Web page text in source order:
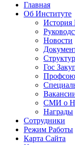
Главная
Об Институте
История
Новости
Гос
СМИ о
Награды
Сотрудники
Режим Работы
Карта Сайта